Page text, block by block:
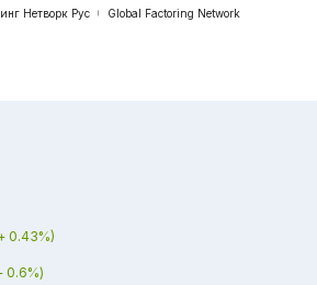
Нетворк Рус Global Factoring Network
0.43%)
0.6%)